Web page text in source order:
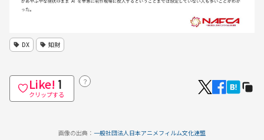
DX 知財
Like! 1
クリップする
？
画像の出典： 一般社団法人日本アニメフィルム文化連盟